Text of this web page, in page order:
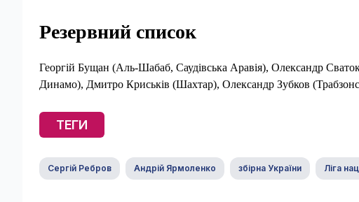
Резервний список
Георгій Бущан (Аль-Шабаб, Саудівська Аравія), Олександр
Динамо), Дмитро Криськів (Шахтар), Олександр Зубков
ТЕГИ
Сергій Ребров Андрій Ярмоленко збірна України Ліга